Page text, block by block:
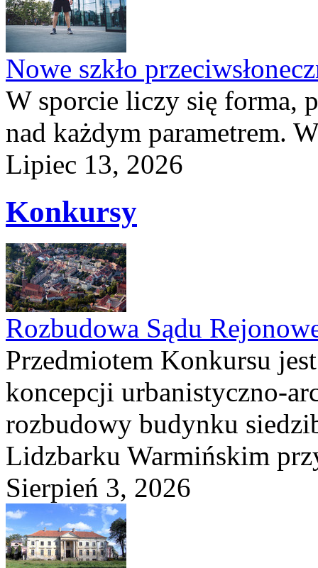
Nowe szkło
W sporcie liczy się forma,
nad każdym parametrem.
Lipiec 13, 2026
Konkursy
Rozbudowa Sądu
Przedmiotem Konkursu
koncepcji urbanistyczno-
rozbudowy budynku
Lidzbarku Warmińskim
Sierpień 3, 2026